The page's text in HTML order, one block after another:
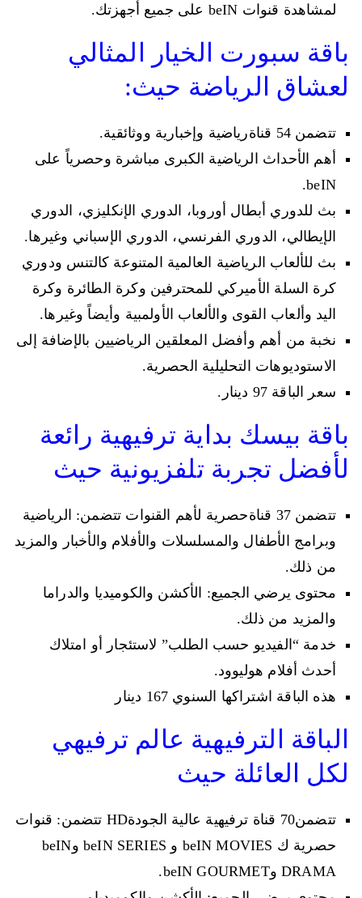
لمشاهدة قنوات beIN على جميع أجهزتك.
باقة سبورت الخيار المثالي
لعشاق الرياضة حيث:
تتضمن 54 قناةرياضية وإخبارية ووثائقية.
أهم الأحداث الرياضية الكبرى مباشرة وحصرياً على
beIN.
بث للدوري أبطال أوروبا، الدوري الإنكليزي، الدوري
الإيطالي، الدوري الفرنسي، الدوري الإسباني وغيرها.
بث للألعاب الرياضية العالمية المتنوعة كالتنس ودوري
كرة السلة الأميركي للمحترفين وكرة الطائرة وكرة
اليد وألعاب القوى والألعاب الأولمبية وأيضاً وغيرها.
نخبة من أهم وأفضل المعلقين الرياضيين بالإضافة إلى
الاستوديوهات التحليلية الحصرية.
سعر الباقة 97 دينار.
باقة بيسك بداية ترفيهية رائعة
لأفضل تجربة تلفزيونية حيث
تتضمن 37 قناةحصرية لأهم القنوات تتضمن: الرياضية
وبرامج الأطفال والمسلسلات والأفلام والأخبار والمزيد
من ذلك.
محتوى يرضي الجميع: الأكشن والكوميديا والدراما
والمزيد من ذلك.
خدمة “الفيديو حسب الطلب” لاستئجار أو امتلاك
أحدث أفلام هوليوود.
هذه الباقة اشتراكها السنوي 167 دينار
الباقة الترفيهية عالم ترفيهي
لكل العائلة حيث
تتضمن70 قناة ترفيهية عالية الجودةHD تتضمن: قنوات
حصرية ك beIN MOVIES و beIN SERIES وbeIN
DRAMA وbeIN GOURMET.